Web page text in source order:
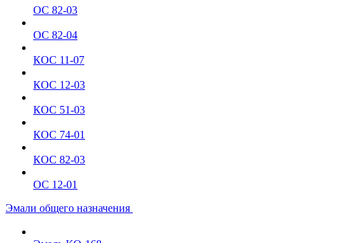
ОС 82-03
ОС 82-04
КОС 11-07
КОС 12-03
КОС 51-03
КОС 74-01
КОС 82-03
ОС 12-01
Эмали общего назначения